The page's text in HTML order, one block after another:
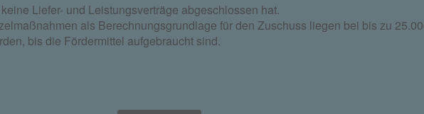
Liefer- und Leistungsverträge abgeschlossen hat.
als Berechnungsgrundlage für den Zuschuss liegen bei bis zu
bis die Fördermittel aufgebraucht sind.